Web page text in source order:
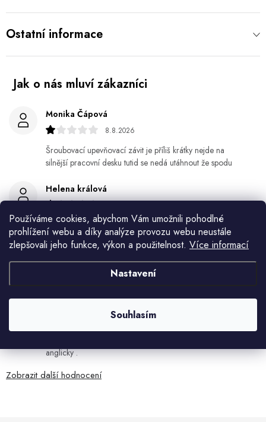
Používáme cookies, abychom Vám umožnili pohodlné
prohlížení webu a díky analýze provozu webu neustále
zlepšovali jeho funkce, výkon a použitelnost. Více informací
Nastavení
Souhlasím
Ostatní informace
Monika Čápová
8.8.2026
Šroubovací upevňovací závit je příliš krátky nejde na
silnější pracovní desku tutid se nedá utáhnout že spodu
Helena králová
Objednala jsem si kvetinace a jede n byl praskly dole a
kdyz jsem napsala jak to budem resit tak zadna odpoved
Jiří Jícha
7.8.2026
7.8.2026
anglicky .
Zobrazit další hodnocení